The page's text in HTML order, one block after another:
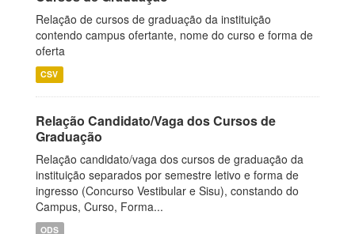
Relação de cursos de graduação da instituição
contendo campus ofertante, nome do curso e forma de
oferta
CSV
Relação Candidato/Vaga dos Cursos de
Graduação
Relação candidato/vaga dos cursos de graduação da
instituição separados por semestre letivo e forma de
ingresso (Concurso Vestibular e Sisu), constando do
Campus, Curso, Forma...
ODS